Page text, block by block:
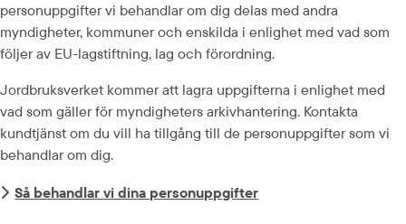
personuppgifter vi behandlar om dig delas med andra
myndigheter, kommuner och enskilda i enlighet med vad som
följer av EU-lagstiftning, lag och förordning.
Jordbruksverket kommer att lagra uppgifterna i enlighet med
vad som gäller för myndigheters arkivhantering. Kontakta
kundtjänst om du vill ha tillgång till de personuppgifter som vi
behandlar om dig.
Så behandlar vi dina personuppgifter